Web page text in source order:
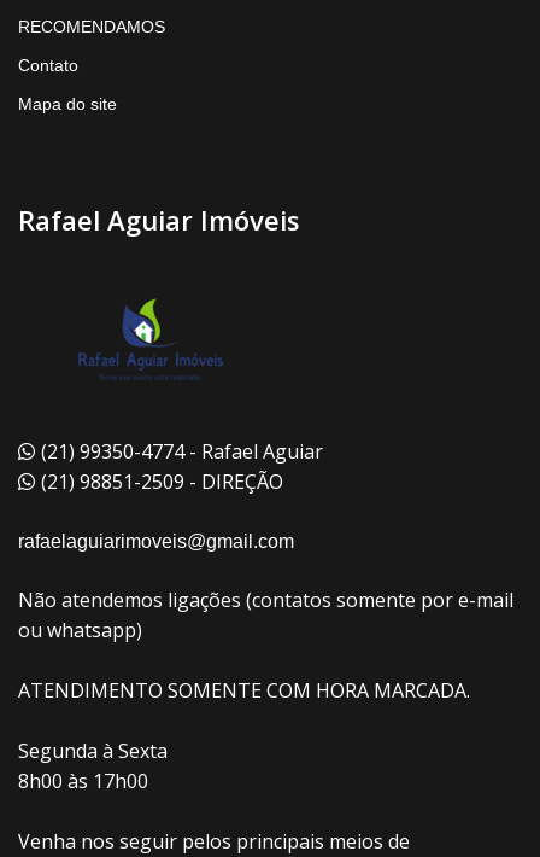
RECOMENDAMOS
Contato
Mapa do site
Rafael Aguiar Imóveis
(21) 99350-4774 - Rafael Aguiar
(21) 98851-2509 - DIREÇÃO
rafaelaguiarimoveis@gmail.com
Não atendemos ligações (contatos somente por e-mail
ou whatsapp)
ATENDIMENTO SOMENTE COM HORA MARCADA.
Segunda à Sexta
8h00 às 17h00
Venha nos seguir pelos principais meios de